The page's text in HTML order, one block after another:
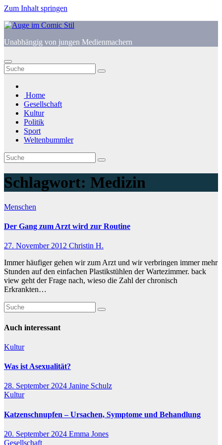
Zum Inhalt springen
Unabhängig von jungen Medienmachern
Home
Gesellschaft
Kultur
Politik
Sport
Weltenbummler
Schlagwort: Medizin
Menschen
Der Gang zum Arzt wird zur Routine
27. November 2012 Christin H.
Immer häufiger gehen wir zum Arzt und wir verbringen immer mehr
Stunden auf den einfachen Plastikstühlen der Wartezimmer. back
view geht der Frage nach, wieso die Zahl der chronisch
Erkrankten…
Auch interessant
Kultur
Was ist Asexualität?
28. September 2024 Janine Schulz
Kultur
Katzenschnupfen – Ursachen, Symptome und Behandlung
20. September 2024 Emma Jones
Gesellschaft